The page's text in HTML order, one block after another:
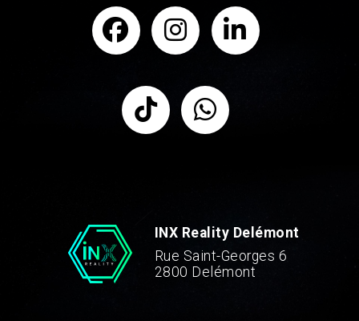
INX Reality Delémont
Rue Saint-Georges 6
2800 Delémont